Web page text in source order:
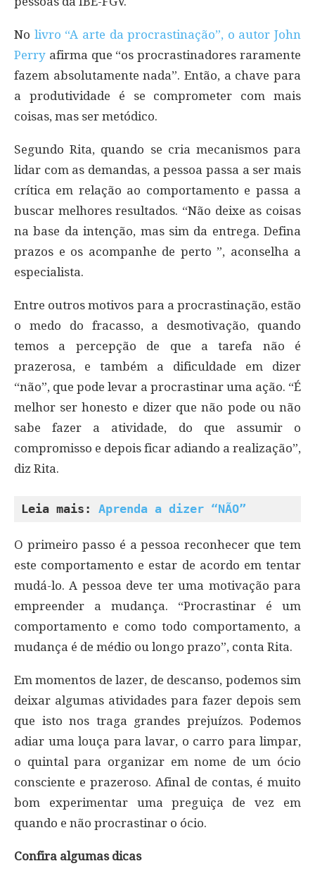
No livro “A arte da procrastinação”, o autor John
Perry afirma que “os procrastinadores raramente
fazem absolutamente nada”. Então, a chave para
a produtividade é se comprometer com mais
coisas, mas ser metódico.
Segundo Rita, quando se cria mecanismos para
lidar com as demandas, a pessoa passa a ser mais
crítica em relação ao comportamento e passa a
buscar melhores resultados. “Não deixe as coisas
na base da intenção, mas sim da entrega. Defina
prazos e os acompanhe de perto ”, aconselha a
especialista.
Entre outros motivos para a procrastinação, estão
o medo do fracasso, a desmotivação, quando
temos a percepção de que a tarefa não é
prazerosa, e também a dificuldade em dizer
“não”, que pode levar a procrastinar uma ação. “É
melhor ser honesto e dizer que não pode ou não
sabe fazer a atividade, do que assumir o
compromisso e depois ficar adiando a realização”,
diz Rita.
Leia mais: Aprenda a dizer “NÃO”
O primeiro passo é a pessoa reconhecer que tem
este comportamento e estar de acordo em tentar
mudá-lo. A pessoa deve ter uma motivação para
empreender a mudança. “Procrastinar é um
comportamento e como todo comportamento, a
mudança é de médio ou longo prazo”, conta Rita.
Em momentos de lazer, de descanso, podemos sim
deixar algumas atividades para fazer depois sem
que isto nos traga grandes prejuízos. Podemos
adiar uma louça para lavar, o carro para limpar,
o quintal para organizar em nome de um ócio
consciente e prazeroso. Afinal de contas, é muito
bom experimentar uma preguiça de vez em
quando e não procrastinar o ócio.
Confira algumas dicas